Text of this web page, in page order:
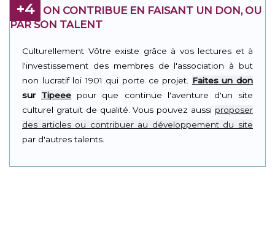
+4
ON CONTRIBUE EN FAISANT UN DON, OU
PAR SON TALENT
Culturellement Vôtre existe grâce à vos lectures et à
l'investissement des membres de l'association à but
non lucratif loi 1901 qui porte ce projet. Faites un don
sur Tipeee pour que continue l'aventure d'un site
culturel gratuit de qualité. Vous pouvez aussi proposer
des articles ou contribuer au développement du site
par d'autres talents.